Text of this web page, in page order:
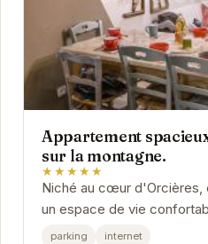
Appartement
sur la montagne.
★★★★★
Niché au cœur d'Orcières,
un espace de vie
vue panoramique sur les
parking internet